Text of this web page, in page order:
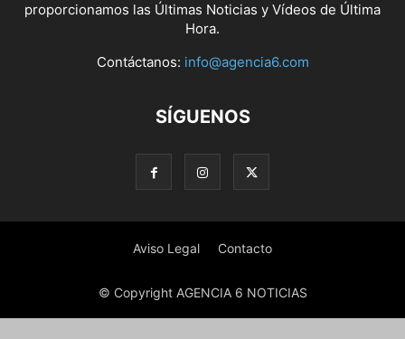
proporcionamos las Últimas Noticias y Vídeos de Última
Hora.
Contáctanos: info@agencia6.com
SÍGUENOS
Aviso Legal Contacto
© Copyright AGENCIA 6 NOTICIAS